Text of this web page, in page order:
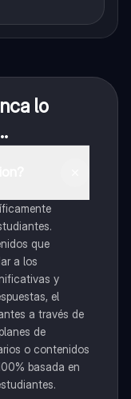
lo
que
a los
y
el
a través de
de
o contenidos
basada en